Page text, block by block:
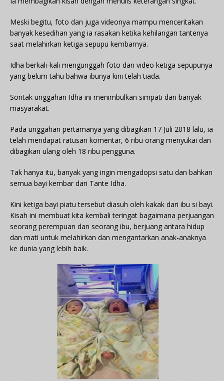
Meski begitu, foto dan juga videonya mampu menceritakan
banyak kesedihan yang ia rasakan ketika kehilangan tantenya
saat melahirkan ketiga sepupu kembarnya.
Idha berkali-kali mengunggah foto dan video ketiga sepupunya
yang belum tahu bahwa ibunya kini telah tiada.
Sontak unggahan Idha ini menimbulkan simpati dari banyak
masyarakat.
Pada unggahan pertamanya yang dibagikan 17 Juli 2018 lalu, ia
telah mendapat ratusan komentar, 6 ribu orang menyukai dan
dibagikan ulang oleh 18 ribu pengguna.
Tak hanya itu, banyak yang ingin mengadopsi satu dan bahkan
semua bayi kembar dari Tante Idha.
Kini ketiga bayi piatu tersebut diasuh oleh kakak dari ibu si bayi.
Kisah ini membuat kita kembali teringat bagaimana perjuangan
seorang perempuan dan seorang ibu, berjuang antara hidup
dan mati untuk melahirkan dan mengantarkan anak-anaknya
ke dunia yang lebih baik.